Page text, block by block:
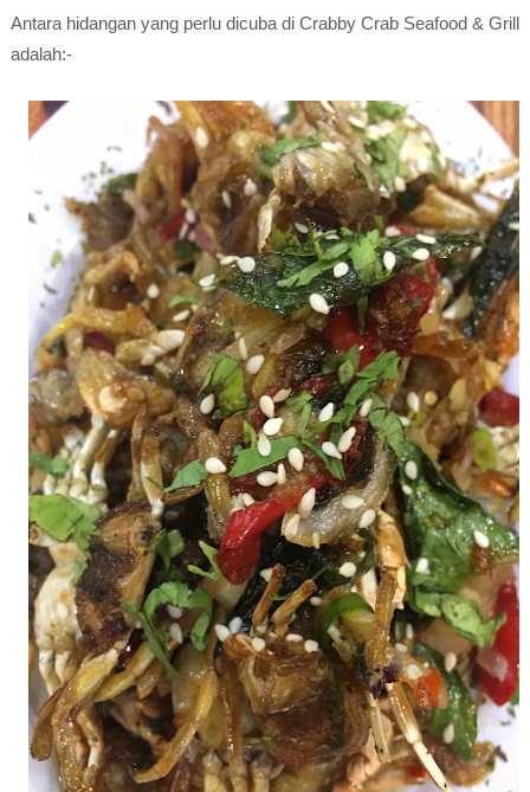
Antara hidangan yang perlu dicuba di Crabby Crab Seafood & Grill
adalah:-